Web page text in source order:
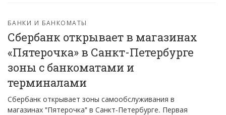
БАНКИ И БАНКОМАТЫ
Сбербанк открывает в магазинах
«Пятерочка» в Санкт-Петербурге
зоны с банкоматами и
терминалами
Сбербанк открывает зоны самообслуживания в
магазинах "Пятерочка" в Санкт-Петербурге. Первая